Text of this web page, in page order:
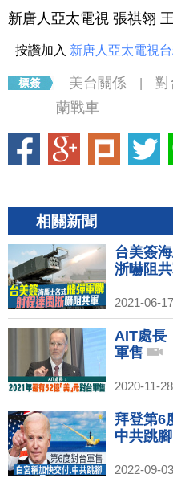
新唐人亞太電視 張祺翎
按讚加入 新唐人亞太電視
美台關係 對
蘭戰車
相關新聞
台美簽
浙嚇阻
2021-06-
AIT處長
軍售
2020-11-
拜登第6
中共跳腳
2022-09-